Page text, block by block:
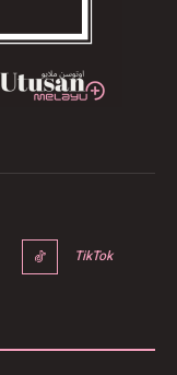
TikTok